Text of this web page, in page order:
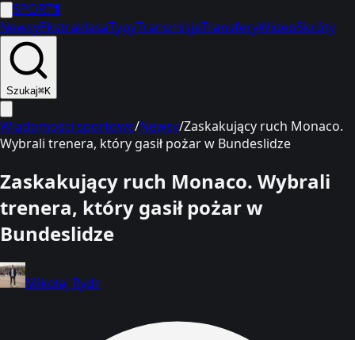
SPORT1
NewsyEkstraklasaTypyTransmisjeTransferyWideoSkróty
Szukaj⌘K
Wiadomości sportowe/Newsy/Zaskakujący ruch Monaco.
Wybrali trenera, który gasił pożar w Bundeslidze
Zaskakujący ruch Monaco. Wybrali
trenera, który gasił pożar w
Bundeslidze
Mikołaj Rydz